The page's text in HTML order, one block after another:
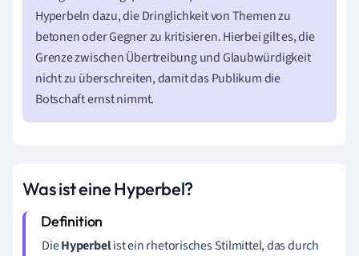
Hyperbeln dazu, die Dringlichkeit von Themen zu
betonen oder Gegner zu kritisieren. Hierbei gilt es, die
Grenze zwischen Übertreibung und Glaubwürdigkeit
nicht zu überschreiten, damit das Publikum die
Botschaft ernst nimmt.
Was ist eine Hyperbel?
DieHyperbelist ein rhetorisches Stilmittel, das durch